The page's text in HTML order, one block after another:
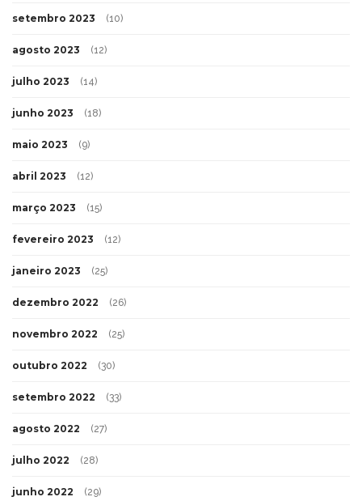
setembro 2023 (10)
agosto 2023 (12)
julho 2023 (14)
junho 2023 (18)
maio 2023 (9)
abril 2023 (12)
março 2023 (15)
fevereiro 2023 (12)
janeiro 2023 (25)
dezembro 2022 (26)
novembro 2022 (25)
outubro 2022 (30)
setembro 2022 (33)
agosto 2022 (27)
julho 2022 (28)
junho 2022 (29)